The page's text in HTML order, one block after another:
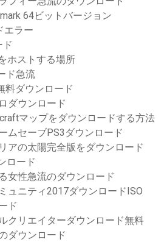
64ビットバージョン
エラー
ド
ホストする場所
ド急流
料ダウンロード
ダウンロード
マップをダウンロードする方法
ムセーブPS3ダウンロード
アの太陽完全版をダウンロード
ロード
女性急流のダウンロード
ュニティ2017ダウンロードISO
ド
クリエイターダウンロード無料
ダウンロード